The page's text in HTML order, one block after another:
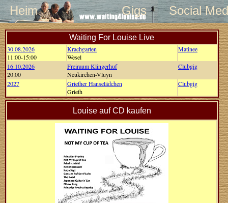
Heim Gigs Social
Waiting For Louise Live
30.08.2026
11:00-15:00
Krachgarten
Wesel
Matinee
16.10.2026
20:00
Freiraum Klingerhuf
Neukirchen-Vluyn
Clubgig
2027
Griether Hanselädchen
Grieth
Clubgig
Louise auf CD kaufen